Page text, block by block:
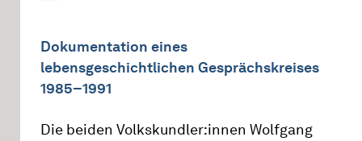
Dokumentation eines
lebensgeschichtlichen Gesprächskreises
1985–1991
Die beiden Volkskundler:innen Wolfgang